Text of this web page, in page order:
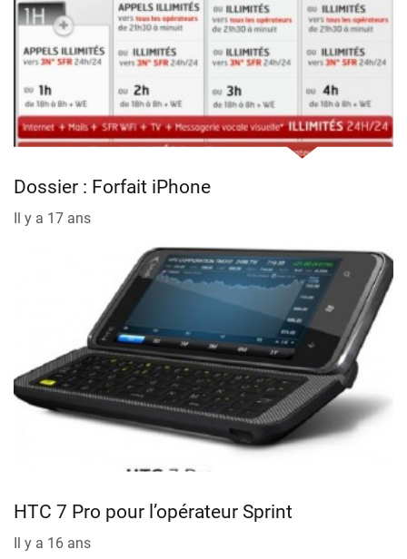
Dossier : Forfait iPhone
Il y a 17 ans
HTC 7 Pro pour l’opérateur Sprint
Il y a 16 ans